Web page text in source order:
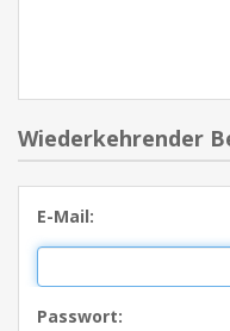
Wiederkehrender
E-Mail:
Passwort: